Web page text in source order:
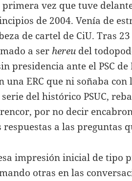
primera vez que tuve
de 2004. Venía de
de cartel de CiU. Tras
a ser hereu del
presidencia ante el PSC
una ERC que ni soñaba
serie del histórico PSUC,
por no decir
respuestas a las preguntas
impresión inicial de tipo
otras en las